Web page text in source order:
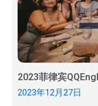
2023菲律宾
2023年12月27日